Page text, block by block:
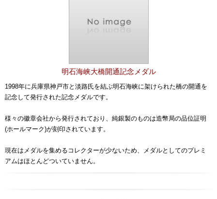
明石海峡大橋開通記念メダル
1998年に兵庫県神戸市と淡路氏を結ぶ明石海峡に架けられた橋の開通を
記念して発行された記念メダルです。
様々の徽章会社から発行されており、純銀製のものは造幣局の品位証明
(ホールマーク)が刻印されています。
現在はメダルを集めるコレクターが少ないため、メダルとしてのプレミ
アムはほとんどついていません。